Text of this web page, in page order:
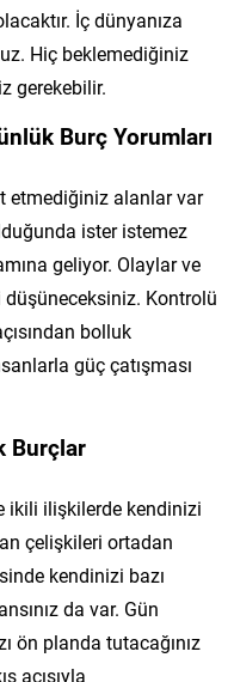
İç dünyanıza
Hiç beklemediğiniz
gerekebilir.
Burç Yorumları
etmediğiniz alanlar var
ister istemez
geliyor. Olaylar ve
Kontrolü
bolluk
güç çatışması
Burçlar
ikili ilişkilerde kendinizi
çelişkileri ortadan
kendinizi bazı
da var. Gün
ön planda tutacağınız
açısıyla